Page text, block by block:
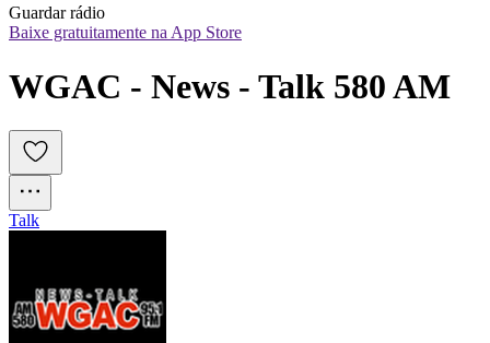
Guardar rádio
Baixe gratuitamente na App Store
WGAC - News - Talk 580 AM
Talk